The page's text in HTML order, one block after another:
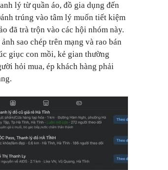
lý từ quần áo, đồ gia dụng đến
trúng vào tâm lý muốn tiết kiệm
đã trà trộn vào các hội nhóm này.
sao chép trên mạng và rao bán
giục con mồi, kẻ gian thường
hỏi mua, ép khách hàng phải